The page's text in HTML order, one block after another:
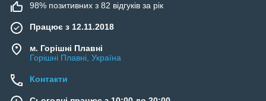
98% позитивних з 82 відгуків за рік
Працює з 12.11.2018
м. Горішні Плавні
Горішні Плавні, Україна
Контакти